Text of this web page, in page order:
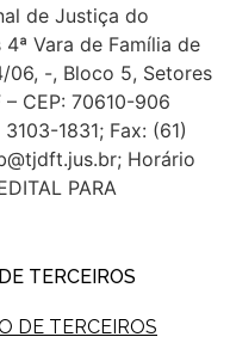
de Justiça do
Vara de Família de
06, -, Bloco 5, Setores
– CEP: 70610-906
1831; Fax: (61)
Horário
PARA
TERCEIROS